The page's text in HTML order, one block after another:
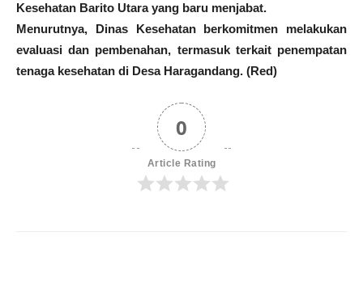
Kesehatan Barito Utara yang baru menjabat.
Menurutnya, Dinas Kesehatan berkomitmen melakukan
evaluasi dan pembenahan, termasuk terkait penempatan
tenaga kesehatan di Desa Haragandang. (Red)
0
Article Rating